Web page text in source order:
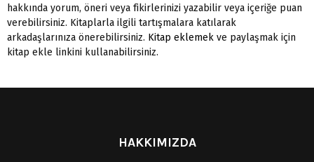
hakkında yorum, öneri veya fikirlerinizi yazabilir veya içeriğe puan
verebilirsiniz. Kitaplarla ilgili tartışmalara katılarak
arkadaşlarınıza önerebilirsiniz. Kitap eklemek ve paylaşmak için
kitap ekle linkini kullanabilirsiniz.
HAKKIMIZDA